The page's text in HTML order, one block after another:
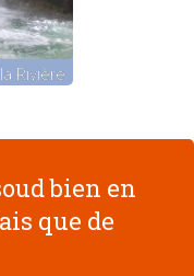
Rivière
bien en
que de